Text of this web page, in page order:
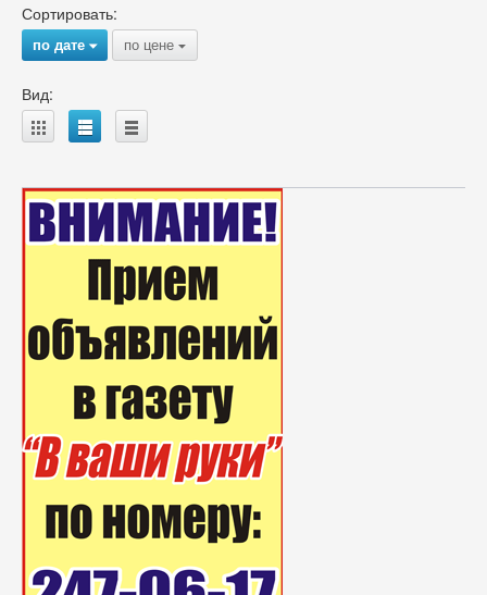
Сортировать:
по дате{ по цене {
Вид:
A B C